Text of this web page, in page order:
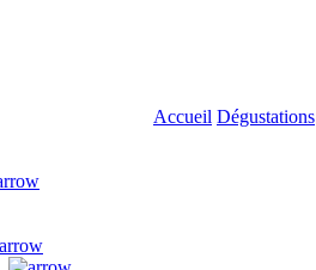
Accueil Dégustations